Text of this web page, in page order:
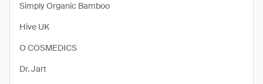
Simply Organic Bamboo
Hive UK
O COSMEDICS
Dr. Jart